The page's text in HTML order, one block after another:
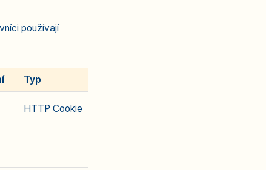
používají
Typ
HTTP Cookie